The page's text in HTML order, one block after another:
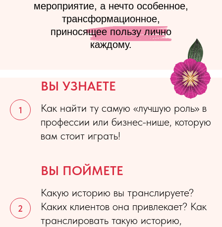
мероприятие, а нечто особенное,
трансформационное,
приносящее пользу лично
каждому.
ВЫ УЗНАЕТЕ
Как найти ту самую «лучшую роль» в
профессии или бизнес-нише, которую
вам стоит играть!
ВЫ ПОЙМЕТЕ
Какую историю вы транслируете?
Каких клиентов она привлекает? Как
транслировать такую историю,